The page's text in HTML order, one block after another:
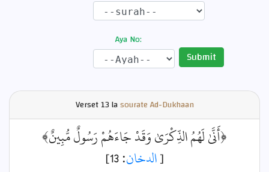
Aya No:
Submit
Verset13 lasourate Ad-Dukhaan
﴿أَنَّىٰ لَهُمُ الذِّكْرَىٰ وَقَدْ جَاءَهُمْ رَسُولٌ مُّبِينٌ﴾
[الدخان: 13]